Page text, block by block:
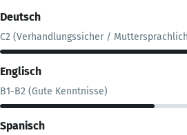
Deutsch
C2 (Verhandlungssicher /
Englisch
B1-B2 (Gute Kenntnisse)
Spanisch